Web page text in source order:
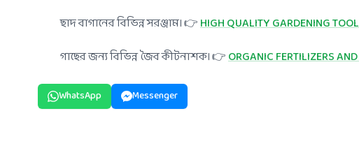
ছাদ বাগানের বিভিন্ন সরঞ্জাম। 👉HIGH QUALITY GARDENING
গাছের জন্য বিভিন্ন জৈব কীটনাশক। 👉ORGANIC FERTILIZERS
WhatsApp Messenger